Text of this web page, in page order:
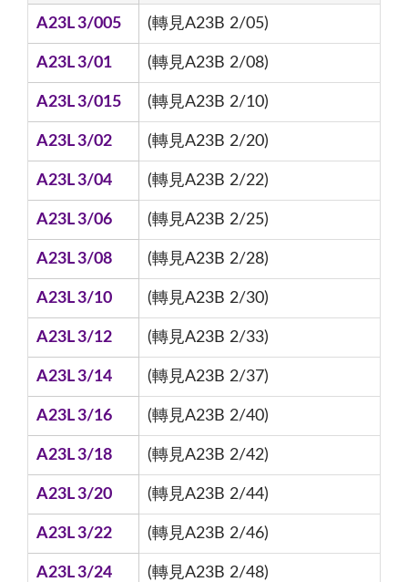
A23L 3/005 (轉見A23B 2/05)
A23L 3/01 (轉見A23B 2/08)
A23L 3/015 (轉見A23B 2/10)
A23L 3/02 (轉見A23B 2/20)
A23L 3/04 (轉見A23B 2/22)
A23L 3/06 (轉見A23B 2/25)
A23L 3/08 (轉見A23B 2/28)
A23L 3/10 (轉見A23B 2/30)
A23L 3/12 (轉見A23B 2/33)
A23L 3/14 (轉見A23B 2/37)
A23L 3/16 (轉見A23B 2/40)
A23L 3/18 (轉見A23B 2/42)
A23L 3/20 (轉見A23B 2/44)
A23L 3/22 (轉見A23B 2/46)
A23L 3/24 (轉見A23B 2/48)